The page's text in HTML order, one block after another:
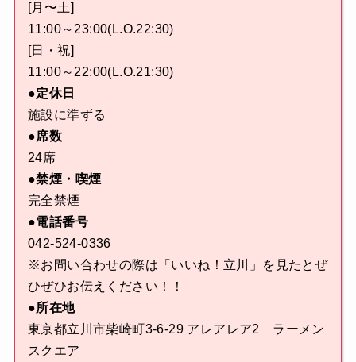
[月〜土]
11:00～23:00(L.O.22:30)
[日・祝]
11:00～22:00(L.O.21:30)
●定休日
施設に準ずる
●席数
24席
●禁煙・喫煙
完全禁煙
●電話番号
042-524-0336
※お問い合わせの際は「いいね！立川」を見たとぜ
ひぜひお伝えください！！
●所在地
東京都立川市柴崎町3-6-29 アレアレア2 ラーメン
スクエア